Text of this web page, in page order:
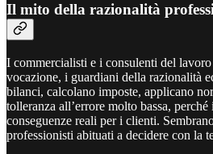
Il mito della razionalità
I commercialisti e i consulenti del
vocazione, i guardiani della razionalità
bilanci, calcolano imposte, applicano
tolleranza all’errore molto bassa,
conseguenze reali per i clienti.
professionisti abituati a decidere con la